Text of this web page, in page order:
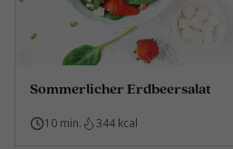
Sommerlicher Erdbeersalat
10 min. 344 kcal